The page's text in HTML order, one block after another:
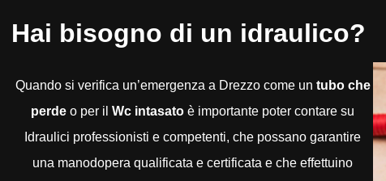
Hai bisogno di un idraulico?
Quando si verifica un’emergenza a Drezzo come un tubo che
perde o per ilWc intasato è importante poter contare su
Idraulici professionisti e competenti, che possano garantire
una manodopera qualificata e certificata e che effettuino